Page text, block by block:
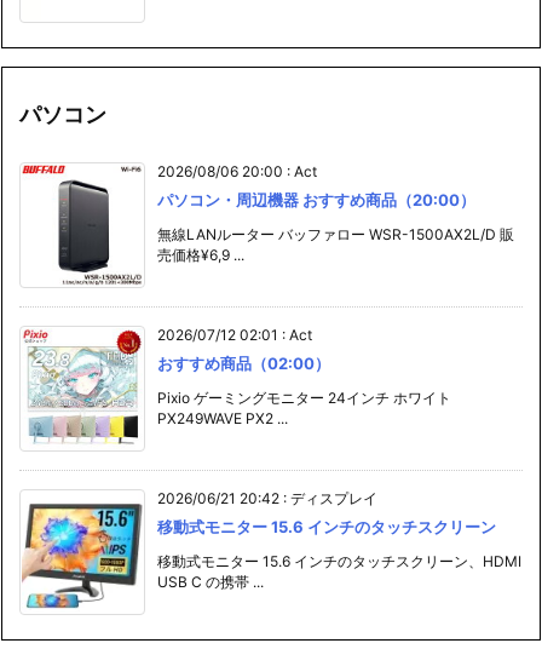
パソコン
2026/08/06 20:00 : Act
パソコン・周辺機器 おすすめ商品（20:00）
無線LANルーター バッファロー WSR-1500AX2L/D 販
売価格¥6,9 ...
2026/07/12 02:01 : Act
おすすめ商品（02:00）
Pixio ゲーミングモニター 24インチ ホワイト
PX249WAVE PX2 ...
2026/06/21 20:42 : ディスプレイ
移動式モニター 15.6 インチのタッチスクリーン
移動式モニター 15.6 インチのタッチスクリーン、HDMI
USB C の携帯 ...